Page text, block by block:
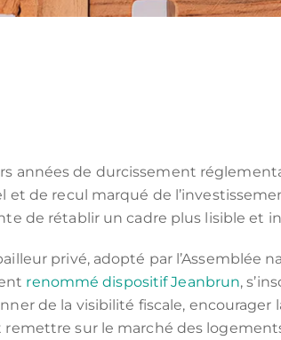
années de durcissement
et de recul marqué de
de rétablir un cadre plus lisible et
privé, adopté par l’Assemblée
renommé dispositif Jeanbrun,
de la visibilité fiscale, encourager
remettre sur le marché des